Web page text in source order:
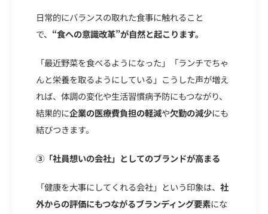
日常的にバランスの取れた食事に触れること
で、 “食への意識改革”が自然と起こります。
「最近野菜を食べるようになった」「ランチでちゃ
んと栄養を取るようにしている」こうした声が増え
れば、体調の変化や生活習慣病予防にもつながり、
結果的に企業の医療費負担の軽減や欠勤の減少にも
結びつきます。
③「社員想いの会社」としてのブランドが高まる
「健康を大事にしてくれる会社」という印象は、 社
外からの評価にもつながるブランディング要素にな